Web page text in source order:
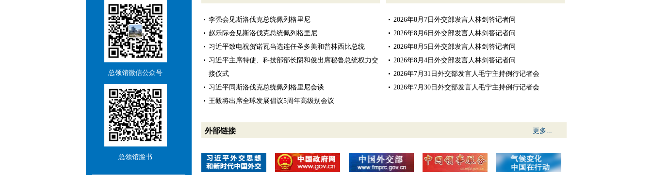
总领馆微信公众号
总领馆脸书
李强会见斯洛伐克总统佩列格里尼
赵乐际会见斯洛伐克总统佩列格里尼
习近平致电祝贺诺瓦当选连任圣多美和普林西比总统
习近平主席特使、科技部部长阴和俊出席秘鲁总统权力交
接仪式
习近平同斯洛伐克总统佩列格里尼会谈
王毅将出席全球发展倡议5周年高级别会议
2026年8月7日外交部发言人林剑答记者问
2026年8月6日外交部发言人林剑答记者问
2026年8月5日外交部发言人林剑答记者问
2026年8月4日外交部发言人林剑答记者问
2026年7月31日外交部发言人毛宁主持例行记者会
2026年7月30日外交部发言人毛宁主持例行记者会
外部链接 更多...